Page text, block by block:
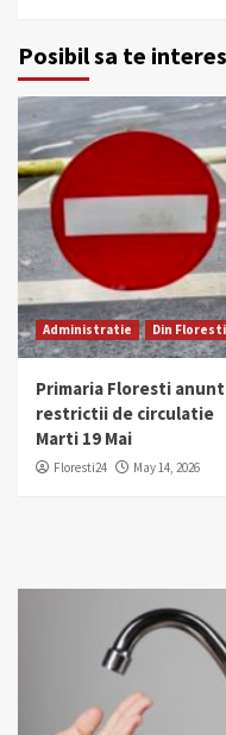
Posibil sa te
Administratie Din Floresti
Primaria Floresti
restrictii de circulatie
Marti 19 Mai
Floresti24 May 14, 2026